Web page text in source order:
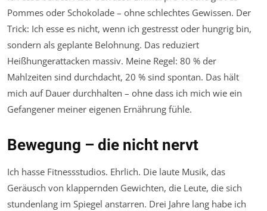
Pommes oder Schokolade – ohne schlechtes Gewissen. Der
Trick: Ich esse es nicht, wenn ich gestresst oder hungrig bin,
sondern als geplante Belohnung. Das reduziert
Heißhungerattacken massiv. Meine Regel: 80 % der
Mahlzeiten sind durchdacht, 20 % sind spontan. Das hält
mich auf Dauer durchhalten – ohne dass ich mich wie ein
Gefangener meiner eigenen Ernährung fühle.
Bewegung – die nicht nervt
Ich hasse Fitnessstudios. Ehrlich. Die laute Musik, das
Geräusch von klappernden Gewichten, die Leute, die sich
stundenlang im Spiegel anstarren. Drei Jahre lang habe ich